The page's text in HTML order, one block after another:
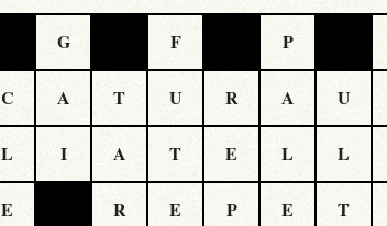
G F P
C A T U R A U
L I A T E L L
E R E P E T